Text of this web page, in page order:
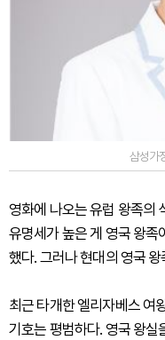
삼성가
영화에 나오는 유럽 왕족의
유명세가 높은 게 영국 왕족
했다. 그러나 현대의 영국
최근 타개한 엘리자베스 여
기호는 평범하다. 영국 왕실